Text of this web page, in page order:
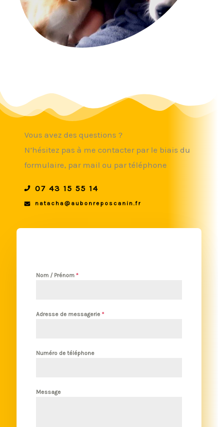
Vous avez des questions ?
N’hésitez pas à me contacter par le biais du
formulaire, par mail ou par téléphone
07 43 15 55 14
natacha@aubonreposcanin.fr
Nom / Prénom *
Adresse de messagerie *
Numéro de téléphone
Message